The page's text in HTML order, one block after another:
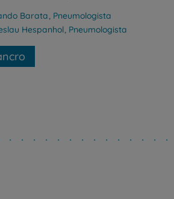
Barata, Pneumologista
Hespanhol, Pneumologista